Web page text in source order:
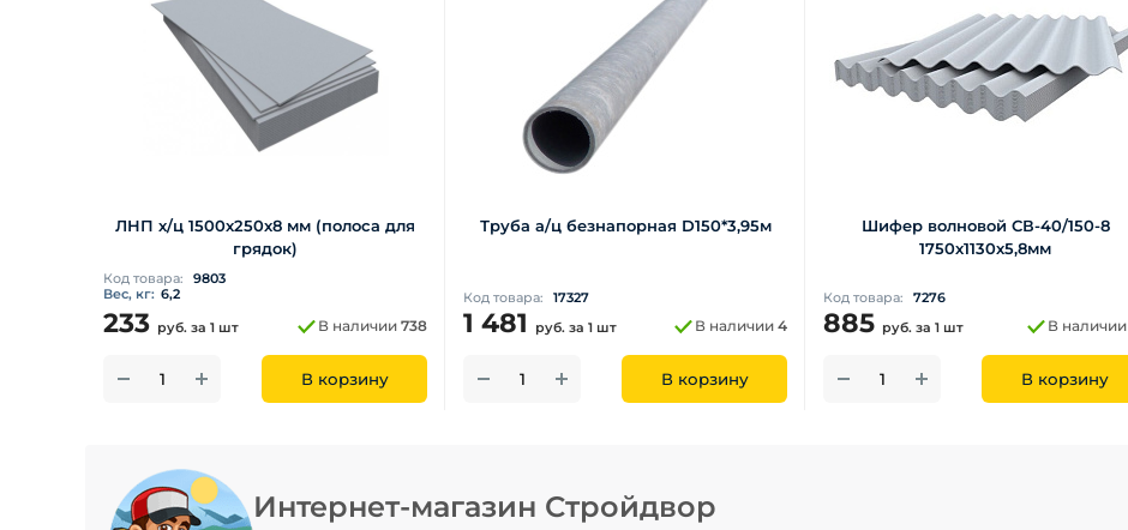
ЛНП х/ц 1500х250х8 мм (полоса для
грядок)
Код товара:
9803
Вес, кг: 6,2
233 руб. за 1 шт В наличии 738
В корзину
Труба а/ц безнапорная D150*3,95м
Код товара: 17327
1 481 руб. за 1 шт В наличии 4
В корзину
Шифер волновой СВ-40/150-8
1750х1130х5,8мм
Код товара: 7276
885 руб. за 1 шт В наличии
В корзину
Интернет-магазин Стройдвор